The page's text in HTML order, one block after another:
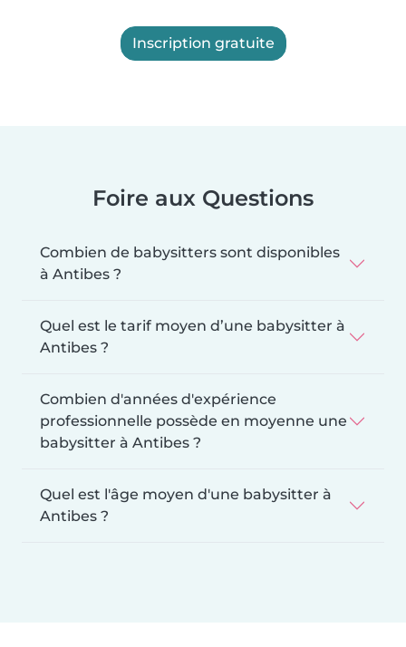
Inscription gratuite
Foire aux Questions
Combien de babysitters sont disponibles
à Antibes ?
Quel est le tarif moyen d’une babysitter à
Antibes ?
Combien d'années d'expérience
professionnelle possède en moyenne une
babysitter à Antibes ?
Quel est l'âge moyen d'une babysitter à
Antibes ?